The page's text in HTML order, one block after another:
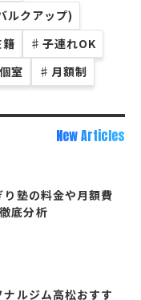
ルクアップ)
♯ 子連れOK
室 ♯ 月額制
New Articles
り塾の料金や月額費
底分析
ナルジム高松おすす